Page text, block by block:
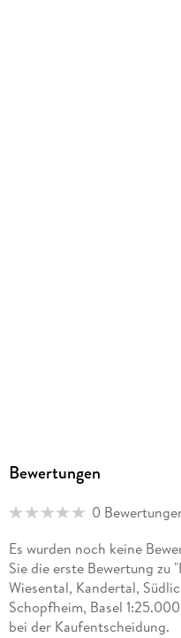
Bewertungen
0
Es wurden noch keine
Sie die erste Bewertung zu
Wiesental, Kandertal,
Schopfheim, Basel
bei der Kaufentscheidung.